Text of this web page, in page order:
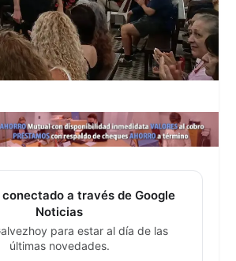
a través de Google
Noticias
para estar al día de las
últimas novedades.